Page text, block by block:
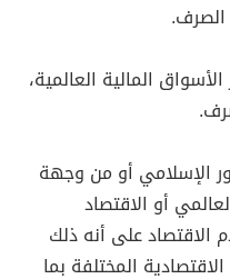
الصرف.
المالية العالمية،
الإسلامي أو من وجهة
أو الاقتصاد
الاقتصاد على أنه ذلك
المختلفة بما